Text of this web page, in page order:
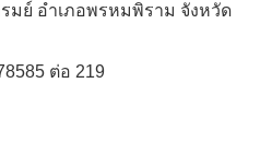
มย์ อำเภอพรหมพิราม จังหวัด
ต่อ 219